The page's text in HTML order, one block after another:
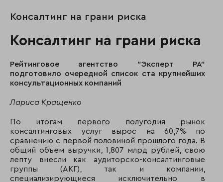
Консалтинг на грани риска
Консалтинг на грани риска
Рейтинговое агентство "Эксперт РА"
подготовило очередной список ста крупнейших
консультационных компаний
Лариса Кращенко
По итогам первого полугодия рынок
консалтинговых услуг вырос на 60,7% по
сравнению с первой половиной прошлого года. В
общий объем выручки, 1,807 млрд рублей, свою
лепту внесли как аудиторско-консалтинговые
группы (АКГ), так и компании,
специализирующиеся исключительно в